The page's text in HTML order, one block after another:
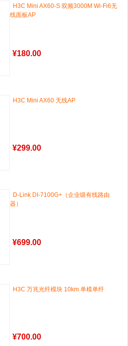
H3C Mini AX60-S 双频3000M Wi-Fi6无
线面板AP
¥180.00
H3C Mini AX60 无线AP
¥299.00
D-Link DI-7100G+（企业级有线路由
器）
¥699.00
H3C 万兆光纤模块 10km 单模单纤
¥700.00